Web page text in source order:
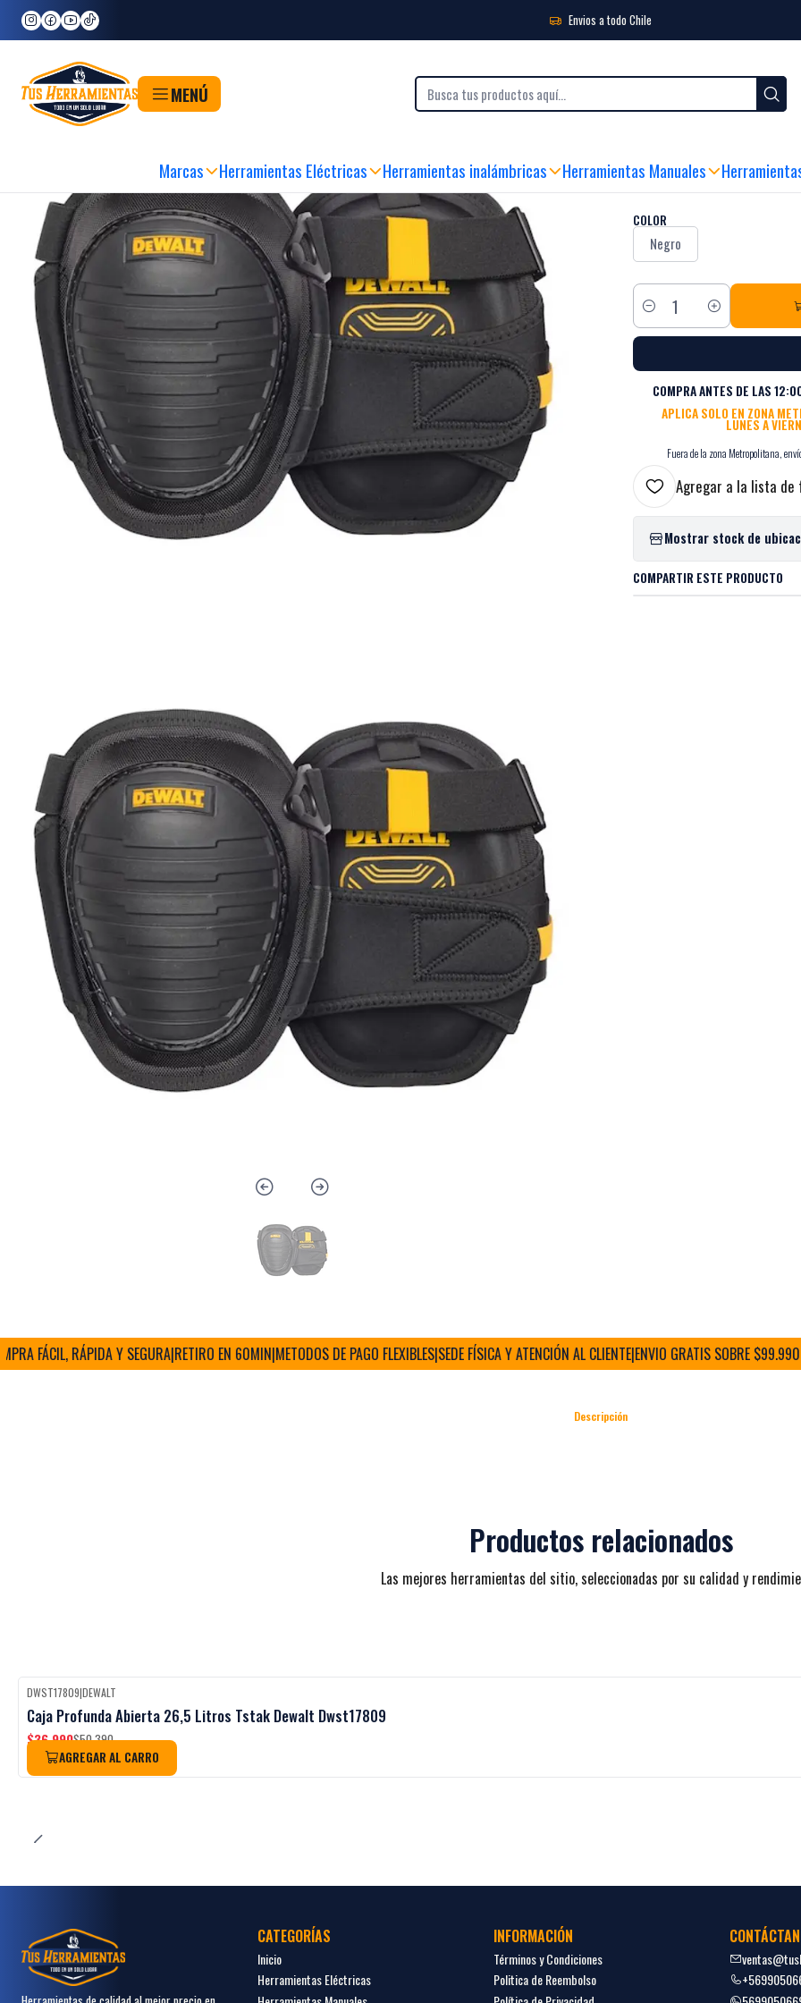
Envios a todo Chile
MENÚ
Marcas Herramientas Eléctricas Herramientas inalámbricas Herramientas Manuales
Inicio Marcas
|Rodilleras
MIRA CÓMO FUNCIONA
COLOR
Negro
Cantidad
COMPRA ANTES DE LAS
APLICA SOLO EN ZONA
LUNES A
Fuera de la zona Metropolitana,
Agregar a la lista de
Mostrar stock de
COMPARTIR ESTE PRODUCTO
FÁCIL, RÁPIDA Y SEGURA|RETIRO EN 60MIN|METODOS DE PAGO FLEXIBLES|SEDE FÍSICA Y ATENCIÓN AL CLIENTE|ENVIO GRATIS SOBRE $99.990 (RM)
Descripción
Productos relacionados
Las mejores herramientas del sitio, seleccionadas por su calidad y
-27%OFF Black Week
DWST17809|DEWALT
Caja Profunda Abierta 26,5 Litros Tstak Dewalt Dwst17809
$36.990$50.390
AGREGAR AL CARRO
CATEGORÍAS
Inicio
Herramientas Eléctricas
INFORMACIÓN
Términos y Condiciones
Politica de Reembolso